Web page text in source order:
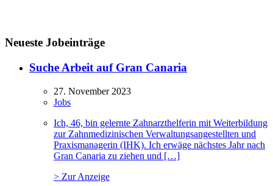
Neueste Jobeinträge
Suche Arbeit auf Gran Canaria
27. November 2023
Jobs
Ich, 46, bin gelernte Zahnarzthelferin mit Weiterbildung
zur Zahnmedizinischen Verwaltungsangestellten und
Praxismanagerin (IHK). Ich erwäge nächstes Jahr nach
Gran Canaria zu ziehen und […]
> Zur Anzeige